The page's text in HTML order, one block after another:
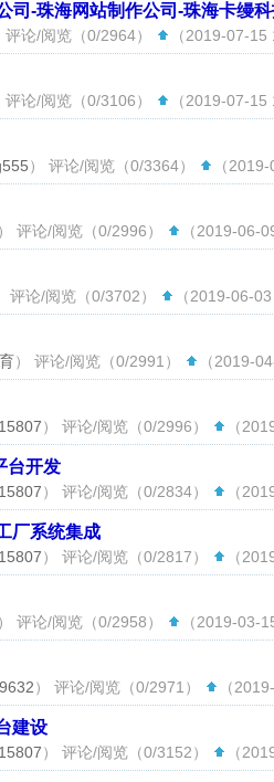
司-珠海网站制作公司-珠海卡缦科
评论/阅览（0/2964） （2019-07-15
评论/阅览（0/3106） （2019-07-15
） 评论/阅览（0/3364） （
） 评论/阅览（0/2996） （2019-06-
评论/阅览（0/3702） （2019-06-03
） 评论/阅览（0/2991） （2019-
） 评论/阅览（0/2996） （
台开发
） 评论/阅览（0/2834） （
厂系统集成
） 评论/阅览（0/2817） （
） 评论/阅览（0/2958） （2019-03-
） 评论/阅览（0/2971） （
建设
） 评论/阅览（0/3152） （